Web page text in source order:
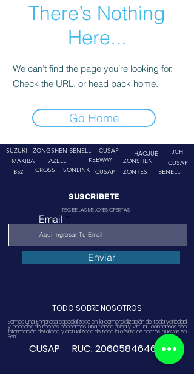
There’s Nothing
Here...
We can’t find the page you’re looking for.
Check the URL, or head back home.
Go Home
SUZUKI
ZONGSHEN
MAKIBA
AZELLI
BENELLI
CUSAP
KEEWAY
B52
CROSS SONLINK CUSAP
HAOJUE
JCH
ZONSHEN
ZONTES
CUSAP
BENELLI
SUSCRIBETE
RECIBE LAS MEJORES OFERTAS
Email
Enviar
TODO SOBRE NOSOTROS
Somos Una Empresa especializado en la comercialización de toda variedad
y modelos de motos, poseemos una tienda física y virtual. contamos con
información detallada y actualizada de toda la oferta de motos nuevas en
Perú.
CUSAP RUC:20605846468